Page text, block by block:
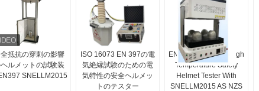
抵抗の穿刺の影響
ルメットの試験装
SNELLM2015
ISO 16073 EN 397の電
気絶縁試験のための電
気特性の安全ヘルメッ
トのテスター
EN ASTM JIS Very High
Temperature Safety
Helmet Tester With
SNELLM2015 AS NZS